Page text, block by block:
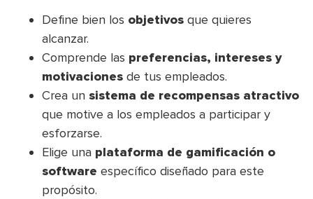
Define bien los objetivos que quieres
alcanzar.
Comprende las preferencias, intereses y
motivaciones de tus empleados.
Crea un sistema de recompensas atractivo
que motive a los empleados a participar y
esforzarse.
Elige una plataforma de gamificación o
software específico diseñado para este
propósito.